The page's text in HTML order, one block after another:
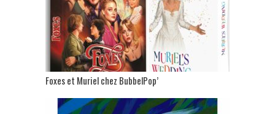
Foxes et Muriel chez BubbelPop’